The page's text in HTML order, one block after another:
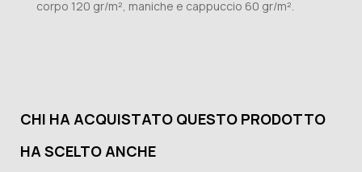
corpo 120 gr/m², maniche e cappuccio 60 gr/m².
CHI HA ACQUISTATO QUESTO PRODOTTO
HA SCELTO ANCHE